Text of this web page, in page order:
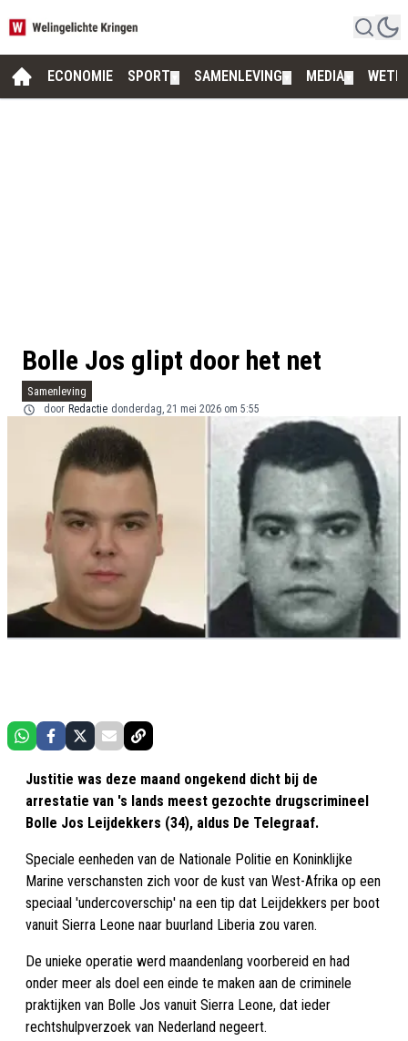
ECONOMIE SPORT SAMENLEVING MEDIA
Bolle Jos glipt door het net
Samenleving
door Redactie donderdag, 21 mei 2026 om 5:55
Justitie was deze maand ongekend dicht bij de
arrestatie van 's lands meest gezochte drugscrimineel
Bolle Jos Leijdekkers (34), aldus De Telegraaf.
Speciale eenheden van de Nationale Politie en Koninklijke
Marine verschansten zich voor de kust van West-Afrika op een
speciaal 'undercoverschip' na een tip dat Leijdekkers per boot
vanuit Sierra Leone naar buurland Liberia zou varen.
De unieke operatie werd maandenlang voorbereid en had
onder meer als doel een einde te maken aan de criminele
praktijken van Bolle Jos vanuit Sierra Leone, dat ieder
rechtshulpverzoek van Nederland negeert.